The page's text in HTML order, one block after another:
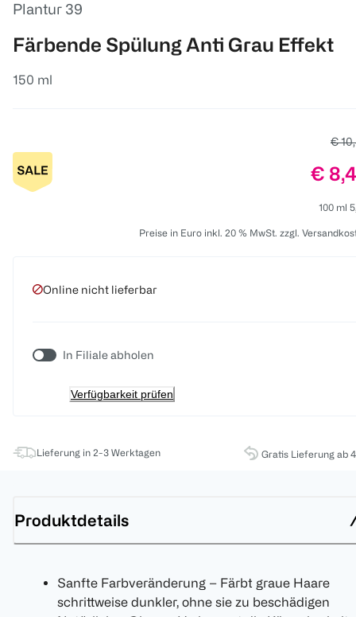
Plantur 39
Färbende Spülung Anti Grau Effekt
150 ml
€
€
100 ml
Preise in Euro inkl. 20 % MwSt. zzgl.
Online nicht lieferbar
In Filiale abholen
Verfügbarkeit prüfen
Lieferung in 2-3 Werktagen Gratis Lieferung ab
Produktdetails
Sanfte Farbveränderung – Färbt graue Haare
schrittweise dunkler, ohne sie zu beschädigen